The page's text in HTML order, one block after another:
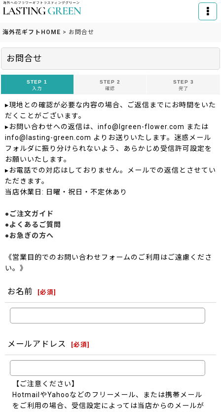
海外花ギフトHOME > お問合せ
お問合せ
STEP 1
入力
STEP 2
確認
STEP 3
完了
▸現地との確認が必要な内容の場合、ご返信までにお時間をいた
だくことがございます。
▸お問い合わせへの返信は、info@lgreen-flower.com または
info@lasting-green.com よりお送りいたします。迷惑メール
フォルダに振り分けられないよう、あらかじめ受信許可設定を
お願いいたします。
▸お電話での対応はしておりません。メールでの返信とさせてい
ただきます。
当店休業日: 日曜・祝日・不定休あり
●ご注文ガイド
●よくあるご質問
●お急ぎの方へ
《営業目的でのお問い合わせフォームのご利用はご遠慮くださ
い。》
お名前 [必須]
メールアドレス [必須]
【ご注意ください】
HotmailやYahooなどのフリーメール、または携帯メール
をご利用の場合、受信設定によっては当店からのメールが